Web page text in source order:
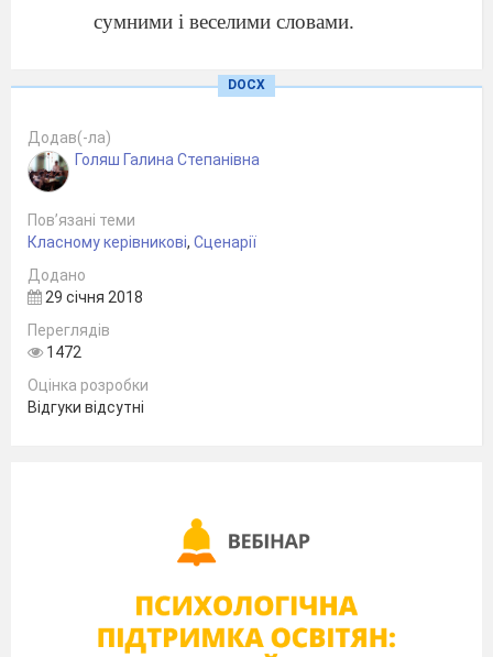
сумними і веселими словами.
веселими, бо мрії не згасають.
Ви чуєте такий знайомий звук?
Вед1. Як добре, що прийшли ви знову
До нас у Поморянську школу.
А вчителі чекають вас
І двері вже відкриті в клас!
Розказуйте, співайте
Вед1. Хай шкільний вальс кружляє Вас.
На мить забудьте ви про все на світі.
І старшокласниками станьте враз
Закоханими й ласкою загріті.
DOCX
Додав(-ла)
Голяш Галина Степанівна
Пов’язані теми
Класному керівникові, Сценарії
Додано
29 січня 2018
Переглядів
1472
Оцінка розробки
Відгуки відсутні